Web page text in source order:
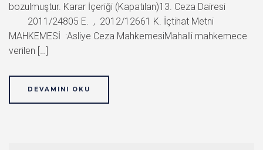
bozulmuştur. Karar İçeriği (Kapatılan)13. Ceza Dairesi
2011/24805 E. , 2012/12661 K. İçtihat Metni
MAHKEMESİ :Asliye Ceza MahkemesiMahalli mahkemece
verilen […]
DEVAMINI OKU